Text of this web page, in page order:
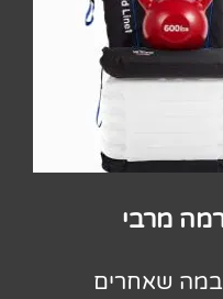
מרבי
שאחרים